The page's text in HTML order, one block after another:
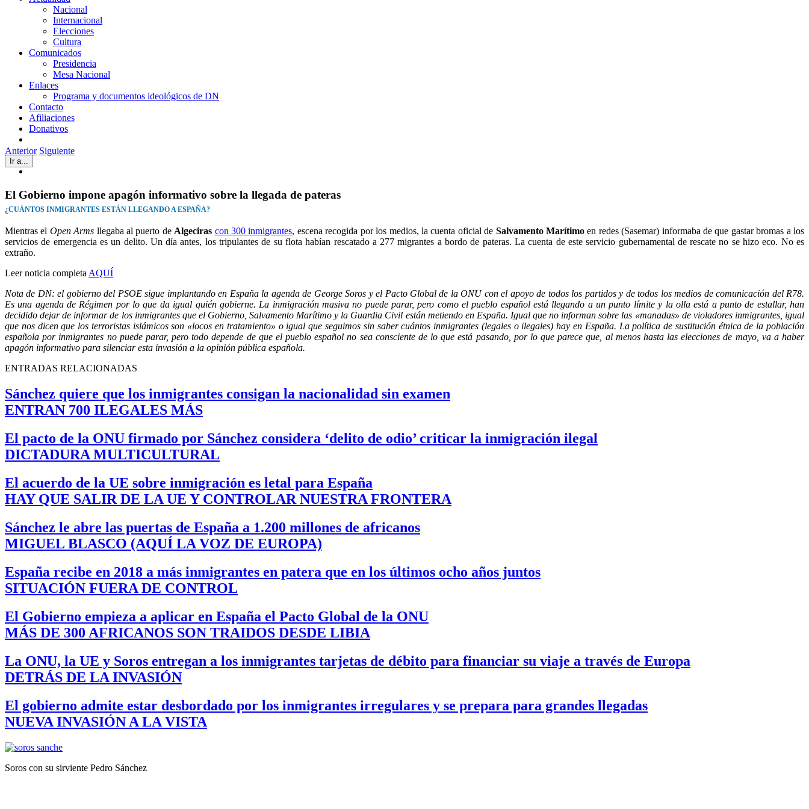
Nacional
Internacional
Elecciones
Cultura
Comunicados
Presidencia
Mesa Nacional
Enlaces
Programa y documentos ideológicos de DN
Contacto
Afiliaciones
Donativos
Ir a...
Anterior Siguiente
Ver
más
El Gobierno impone apagón informativo sobre la llegada de pateras
¿CUÁNTOS INMIGRANTES ESTÁN LLEGANDO A ESPAÑA?
Mientras el Open Arms llegaba al puerto deAlgeciras con 300 inmigrantes, escena recogida por los medios, la cuenta oficial de Salvamento Marítimoen redes (Sasemar) informaba de que gastar bromas a los
servicios de emergencia es un delito. Un día antes, los tripulantes de su flota habían rescatado a 277 migrantes a bordo de pateras. La cuenta de este servicio gubernamental de rescate no se hizo eco. No es
extraño.
Leer noticia completaAQUÍ
Nota de DN: el gobierno del PSOE sigue implantando en España la agenda de George Soros y el Pacto Global de la ONU con el apoyo de todos los partidos y de todos los medios de comunicación del R78.
Es una agenda de Régimen por lo que da igual quién gobierne. La inmigración masiva no puede parar, pero como el pueblo español está llegando a un punto límite y la olla está a punto de estallar, han
decidido dejar de informar de los inmigrantes que el Gobierno, Salvamento Marítimo y la Guardia Civil están metiendo en España. Igual que no informan sobre las «manadas» de violadores inmigrantes, igual
que nos dicen que los terroristas islámicos son «locos en tratamiento» o igual que seguimos sin saber cuántos inmigrantes (legales o ilegales) hay en España. La política de sustitución étnica de la población
española por inmigrantes no puede parar, pero todo depende de que el pueblo español no sea consciente de lo que está pasando, por lo que parece que, al menos hasta las elecciones de mayo, va a haber
apagón informativo para silenciar esta invasión a la opinión pública española.
ENTRADAS RELACIONADAS
Sánchez quiere que los inmigrantes consigan la nacionalidad sin examen
ENTRAN 700 ILEGALES MÁS
El pacto de la ONU firmado por Sánchez considera ‘delito de odio’ criticar la inmigración ilegal
DICTADURA MULTICULTURAL
El acuerdo de la UE sobre inmigración es letal para España
HAY QUE SALIR DE LA UE Y CONTROLAR NUESTRA FRONTERA
Sánchez le abre las puertas de España a 1.200 millones de africanos
MIGUEL BLASCO (AQUÍ LA VOZ DE EUROPA)
España recibe en 2018 a más inmigrantes en patera que en los últimos ocho años juntos
SITUACIÓN FUERA DE CONTROL
El Gobierno empieza a aplicar en España el Pacto Global de la ONU
MÁS DE 300 AFRICANOS SON TRAIDOS DESDE LIBIA
La ONU, la UE y Soros entregan a los inmigrantes tarjetas de débito para financiar su viaje a través de Europa
DETRÁS DE LA INVASIÓN
El gobierno admite estar desbordado por los inmigrantes irregulares y se prepara para grandes llegadas
NUEVA INVASIÓN A LA VISTA
Soros con su sirviente Pedro Sánchez